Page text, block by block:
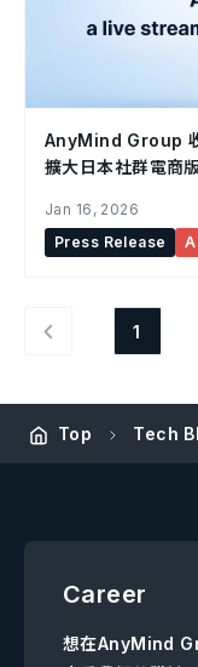
AnyMind Group
擴大日本社群電商
Jan 16, 2026
Press Release
1
Top Tech
Career
想在AnyMind